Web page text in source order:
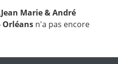
Marie & André
Orléans n'a pas encore